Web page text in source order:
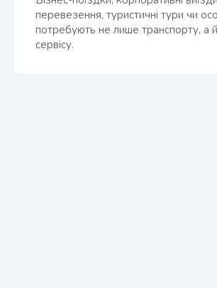
перевезення, туристичні тури чи
потребують не лише транспорту, а
сервісу.